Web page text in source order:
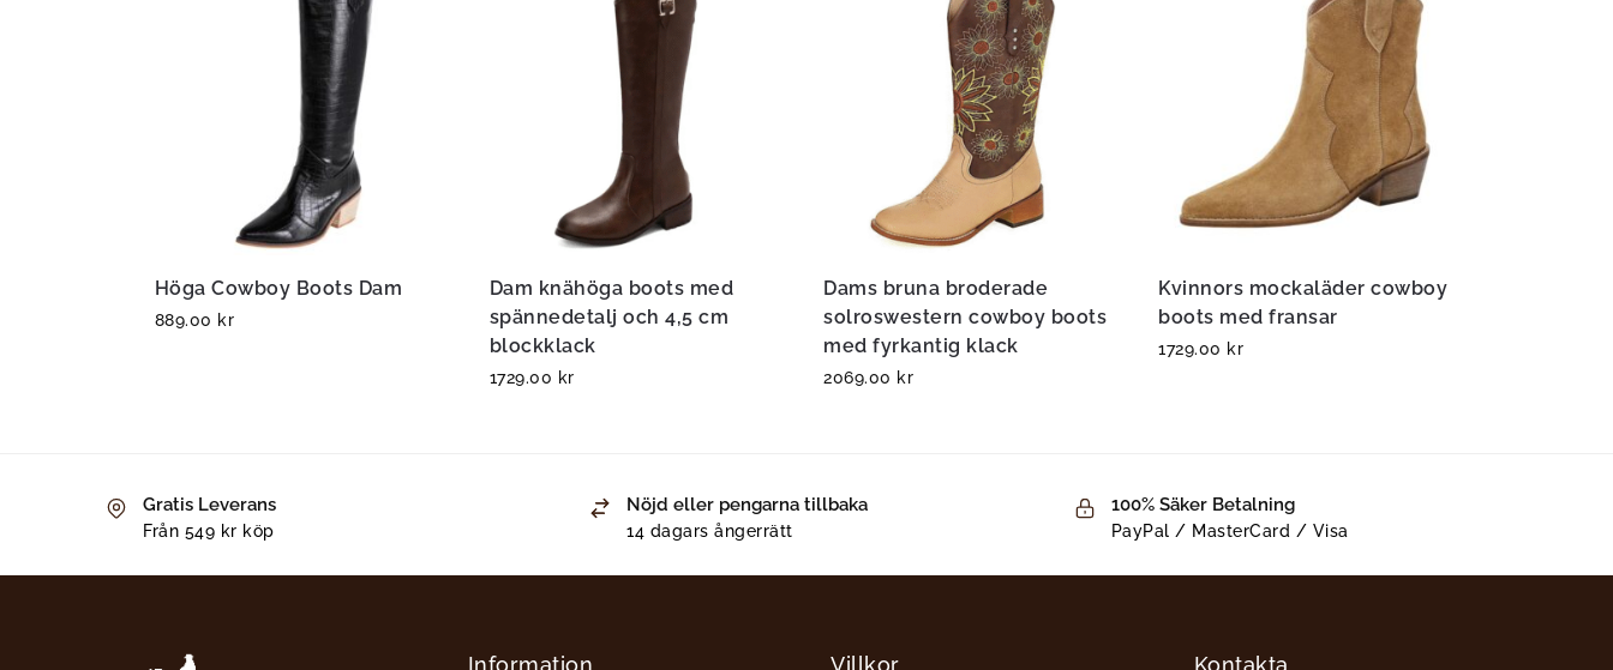
Höga Cowboy Boots Dam
889.00 kr
Dam knähöga boots med
spännedetalj och 4,5 cm
blockklack
1729.00 kr
Dams bruna broderade
solroswestern cowboy boots
med fyrkantig klack
2069.00 kr
Kvinnors mockaläder cowboy
boots med fransar
1729.00 kr
Gratis Leverans
Från 549 kr köp
Nöjd eller pengarna tillbaka
14 dagars ångerrätt
100% Säker Betalning
PayPal / MasterCard / Visa
Information Villkor Kontakta